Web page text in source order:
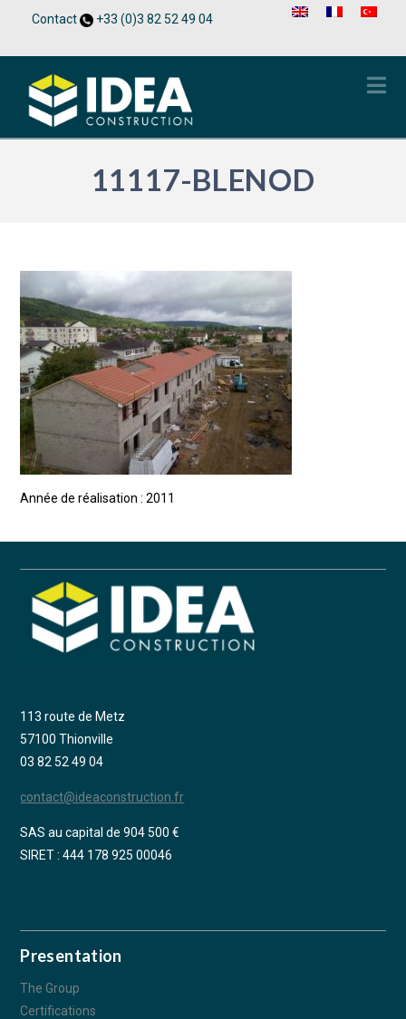
Contact +33 (0)3 82 52 49 04
11117-BLENOD
Année de réalisation : 2011
113 route de Metz
57100 Thionville
03 82 52 49 04
contact@ideaconstruction.fr
SAS au capital de 904 500 €
SIRET : 444 178 925 00046
Presentation
The Group
Certifications